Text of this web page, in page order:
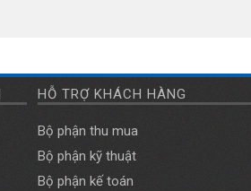
HỖ TRỢ KHÁCH HÀNG
Bộ phận thu mua
Bộ phận kỹ thuật
Bộ phận kế toán